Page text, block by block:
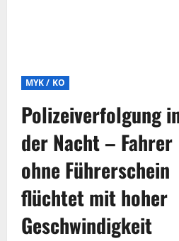
MYK / KO
Polizeiverfolgung
der Nacht – Fahrer
ohne Führerschein
flüchtet mit hoher
Geschwindigkeit